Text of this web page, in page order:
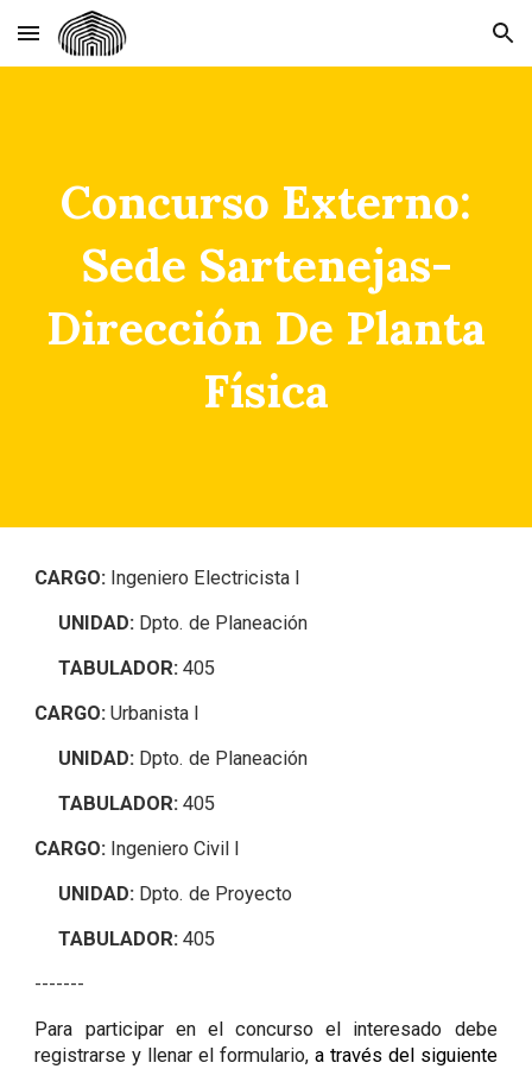
Skip to main content Skip to navigation
Concurso Externo:
Sede Sartenejas-
Dirección De Planta
Física
CARGO: Ingeniero Electricista I
UNIDAD: Dpto. de Planeación
TABULADOR: 405
CARGO: Urbanista I
UNIDAD: Dpto. de Planeación
TABULADOR:405
CARGO: Ingeniero Civil I
UNIDAD: Dpto. de Proyecto
TABULADOR: 405
-------
Para participar en el concurso el interesado debe
registrarse y llenar el formulario, a través del siguiente